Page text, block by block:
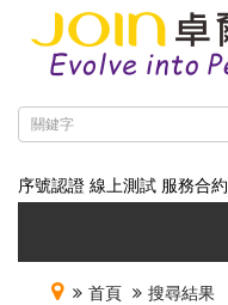
序號認證 線上測試 服務合約
首頁 搜尋結果